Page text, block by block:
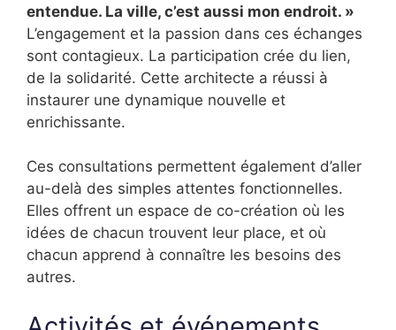
entendue. La ville, c’est aussi mon endroit. »
L’engagement et la passion dans ces échanges
sont contagieux. La participation crée du lien,
de la solidarité. Cette architecte a réussi à
instaurer une dynamique nouvelle et
enrichissante.
Ces consultations permettent également d’aller
au-delà des simples attentes fonctionnelles.
Elles offrent un espace de co-création où les
idées de chacun trouvent leur place, et où
chacun apprend à connaître les besoins des
autres.